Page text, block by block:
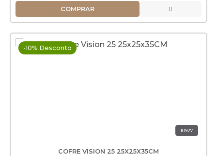
COMPRAR
-10% Desconto
10927
COFRE VISION 25 25X25X35CM